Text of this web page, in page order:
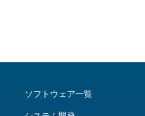
ソフトウェア一覧